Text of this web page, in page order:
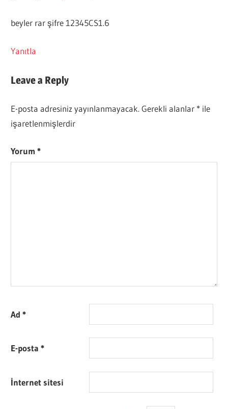
beyler rar şifre 12345CS1.6
Yanıtla
Leave a Reply
E-posta adresiniz yayınlanmayacak. Gerekli alanlar * ile
işaretlenmişlerdir
Yorum*
Ad*
E-posta*
İnternet sitesi